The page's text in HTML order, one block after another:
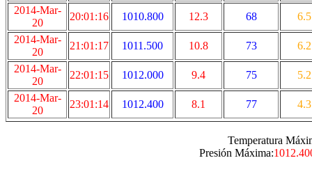
2014-Mar-
20
20:01:16 1010.800 12.3 68
6.5
2014-Mar-
20
21:01:17 1011.500 10.8 73
6.2
2014-Mar-
20
22:01:15 1012.000 9.4 75
5.2
2014-Mar-
20
23:01:14 1012.400 8.1 77 4.3
Temperatura
Presión Máxima: